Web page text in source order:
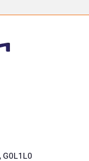
G0L1L0